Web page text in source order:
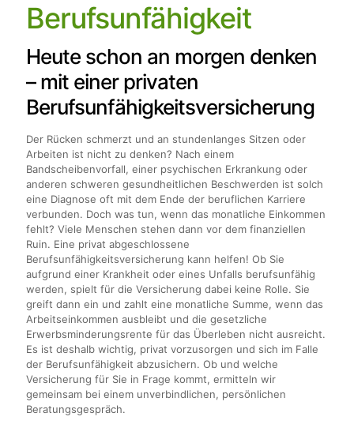
Berufsunfähigkeit
Heute schon an morgen denken
– mit einer privaten
Berufsunfähigkeitsversicherung
Der Rücken schmerzt und an stundenlanges Sitzen oder
Arbeiten ist nicht zu denken? Nach einem
Bandscheibenvorfall, einer psychischen Erkrankung oder
anderen schweren gesundheitlichen Beschwerden ist solch
eine Diagnose oft mit dem Ende der beruflichen Karriere
verbunden. Doch was tun, wenn das monatliche Einkommen
fehlt? Viele Menschen stehen dann vor dem finanziellen
Ruin. Eine privat abgeschlossene
Berufsunfähigkeitsversicherung kann helfen! Ob Sie
aufgrund einer Krankheit oder eines Unfalls berufsunfähig
werden, spielt für die Versicherung dabei keine Rolle. Sie
greift dann ein und zahlt eine monatliche Summe, wenn das
Arbeitseinkommen ausbleibt und die gesetzliche
Erwerbsminderungsrente für das Überleben nicht ausreicht.
Es ist deshalb wichtig, privat vorzusorgen und sich im Falle
der Berufsunfähigkeit abzusichern. Ob und welche
Versicherung für Sie in Frage kommt, ermitteln wir
gemeinsam bei einem unverbindlichen, persönlichen
Beratungsgespräch.